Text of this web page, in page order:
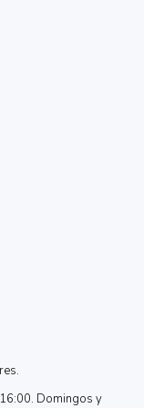
Domingos y